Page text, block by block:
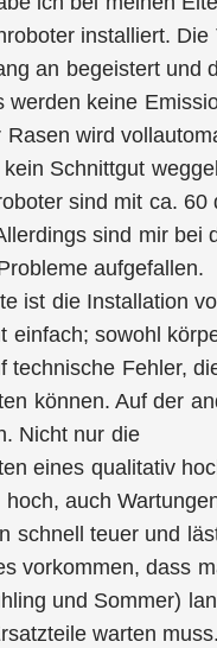
installiert. Die
an begeistert und
werden keine
wird
Schnittgut
sind mit ca. 60
sind mir bei
aufgefallen.
ist die Installation
einfach; sowohl
technische Fehler,
können. Auf der
Nicht nur die
eines qualitativ
auch
schnell teuer und
vorkommen, dass
und Sommer)
warten